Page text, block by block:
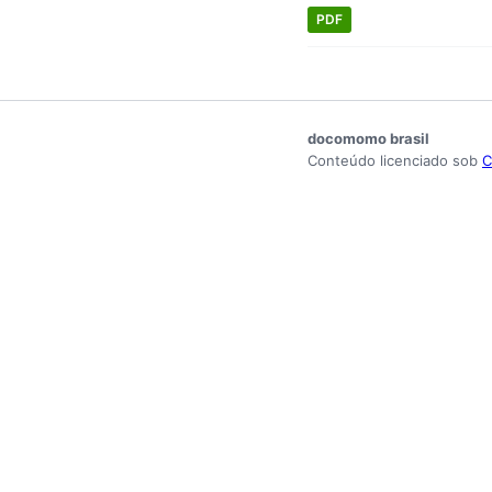
PDF
docomomo brasil
Conteúdo licenciado sob